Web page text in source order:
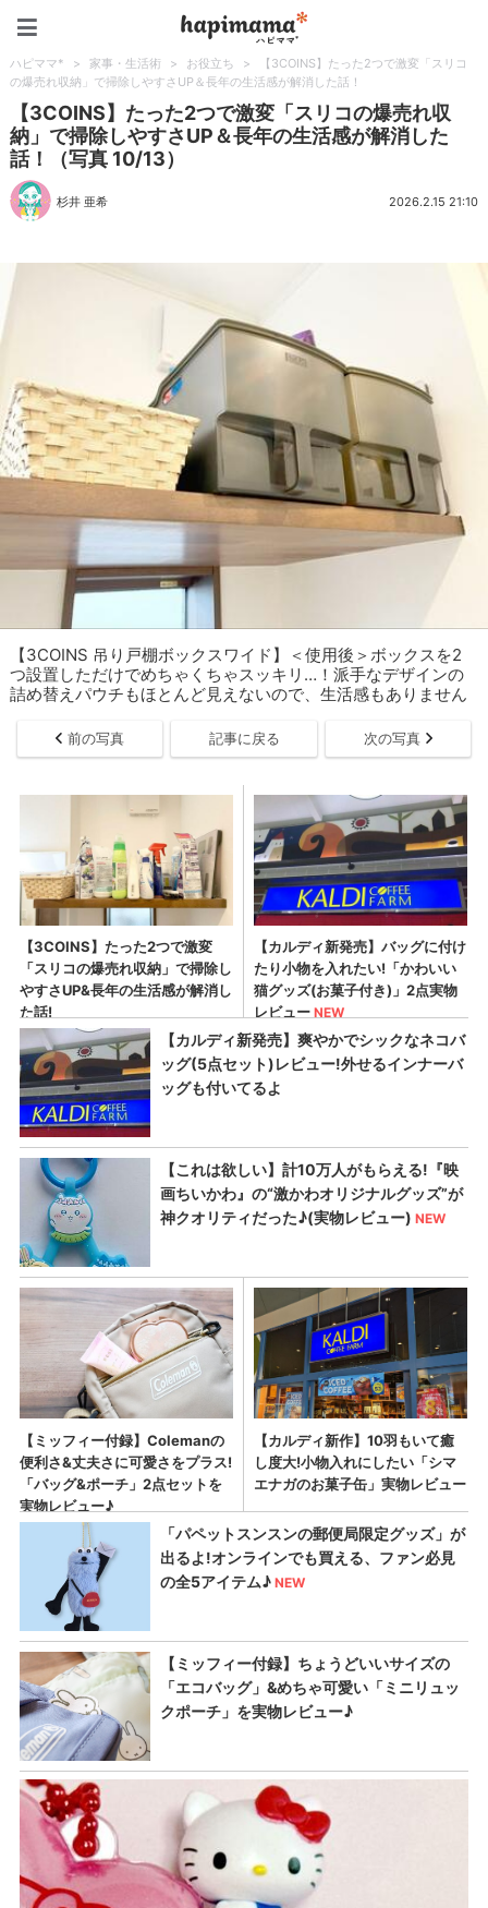
ハピママ* > 家事・生活術 > お役立ち >
【3COINS】たった2つで激変「スリコ
の爆売れ収納」で掃除しやすさUP＆長年の生活感が解消した話！
【3COINS】たった2つで激変「スリコの爆売れ収
納」で掃除しやすさUP＆長年の生活感が解消した
話！（写真 10/13）
杉井 亜希 2026.2.15 21:10
【3COINS 吊り戸棚ボックスワイド】＜使用後＞ボックスを2
つ設置しただけでめちゃくちゃスッキリ…！派手なデザインの
詰め替えパウチもほとんど見えないので、生活感もありません
前の写真 記事に戻る 次の写真